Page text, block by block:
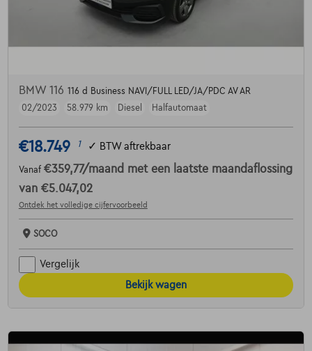
BMW 116 116 d Business NAVI/FULL LED/JA/PDC AV AR
02/2023
58.979 km Diesel Halfautomaat
€18.749 1 ✓ BTW aftrekbaar
Vanaf €359,77/maand met een laatste maandaflossing
van €5.047,02
Ontdek het volledige cijfervoorbeeld
SOCO
Vergelijk
Bekijk wagen